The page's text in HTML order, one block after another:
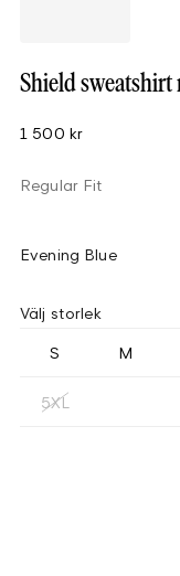
Shield sweatshirt
1 500 kr
Regular Fit
Evening Blue
Välj storlek
S M
5XL